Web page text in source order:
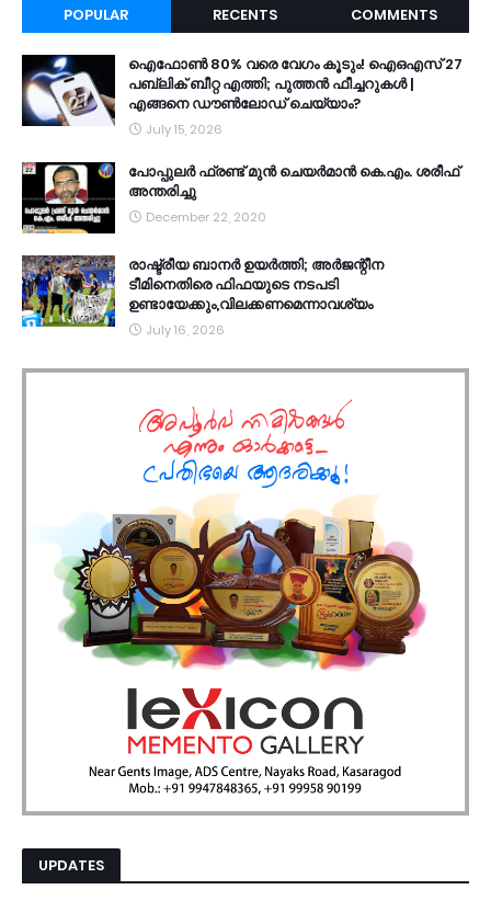
POPULAR RECENTS COMMENTS
ഐഫോൺ 80% വരെ വേഗം കൂടും! ഐഒഎസ് 27
പബ്ലിക് ബീറ്റ എത്തി; പുത്തൻ ഫീച്ചറുകൾ |
എങ്ങനെ ഡൗൺലോഡ് ചെയ്യാം?
July 15, 2026
പോപ്പുലർ ഫ്രണ്ട്​ മുൻ ചെയർമാൻ കെ.എം. ശരീഫ്​
അന്തരിച്ചു
December 22, 2020
രാഷ്ട്രീയ ബാനർ ഉയർത്തി; അർജന്റീന
ടീമിനെതിരെ ഫിഫയുടെ നടപടി
ഉണ്ടായേക്കും,വിലക്കണമെന്നാവശ്യം
July 16, 2026
UPDATES